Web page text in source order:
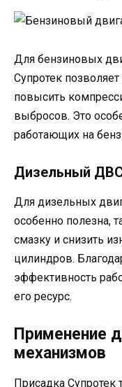
Для бензиновых
Супротек
повысить
выбросов. Это
работающих на
Дизельный
Для дизельных
особенно полезна,
смазку и снизить
цилиндров.
эффективность
его ресурс.
Применение
механизмов
Присадка Супротек